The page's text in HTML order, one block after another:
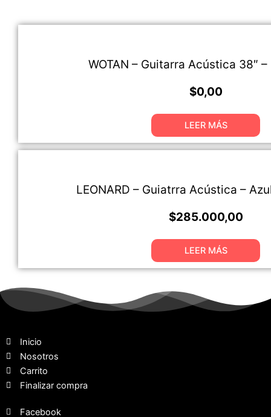
WOTAN – Guitarra Acústica 38″ –
$0,00
LEER MÁS
LEONARD – Guiatrra Acústica –
$285.000,00
LEER MÁS
Inicio
Nosotros
Carrito
Finalizar compra
Facebook